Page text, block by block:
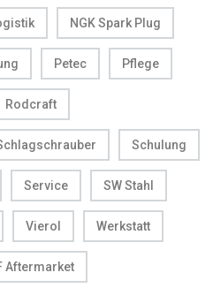
NGK Spark Plug
Petec Pflege
Rodcraft
Schulung
Service SW Stahl
Vierol Werkstatt
Aftermarket